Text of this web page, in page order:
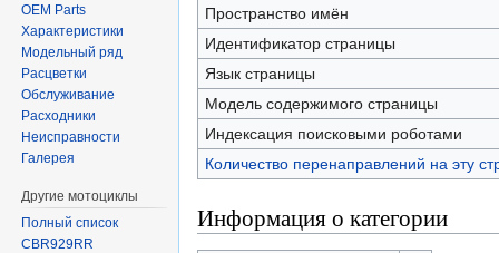
Пространство имён
Идентификатор страницы
Язык страницы
Модель содержимого страницы
Индексация поисковыми роботами
Количество перенаправлений на эту
Информация о категории
OEM Parts
Характеристики
Модельный ряд
Расцветки
Обслуживание
Расходники
Неисправности
Галерея
Другие мотоциклы
Полный список
CBR929RR